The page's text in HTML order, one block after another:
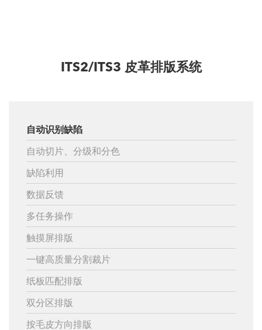
ITS2/ITS3 皮革排版系统
自动识别缺陷
自动切片、分级和分色
缺陷利用
数据反馈
多任务操作
触摸屏排版
一键高质量分割裁片
纸板匹配排版
双分区排版
按毛皮方向排版